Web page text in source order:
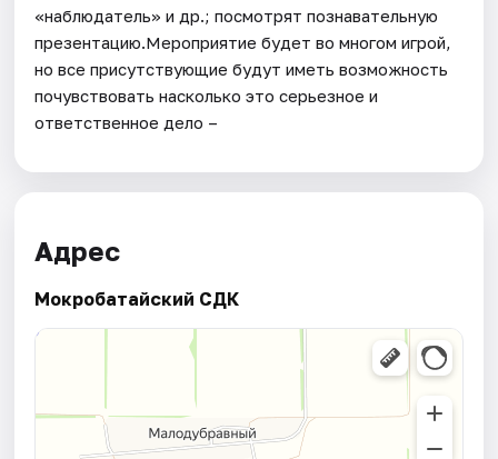
«наблюдатель» и др.; посмотрят познавательную
презентацию.Мероприятие будет во многом игрой,
но все присутствующие будут иметь возможность
почувствовать насколько это серьезное и
ответственное дело –
Адрес
Мокробатайский СДК